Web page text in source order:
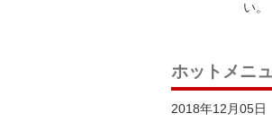
い。
ホットメニ
2018年12月05日